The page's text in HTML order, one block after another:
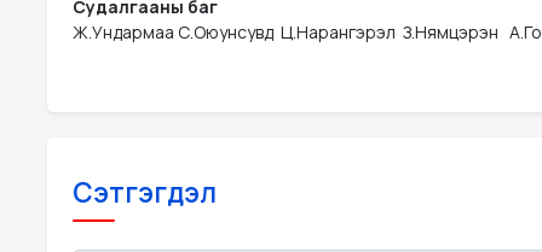
Судалгааны баг
Ж.Ундармаа С.Оюунсувд  Ц.Нарангэрэл  З.Нямцэрэн
Сэтгэгдэл